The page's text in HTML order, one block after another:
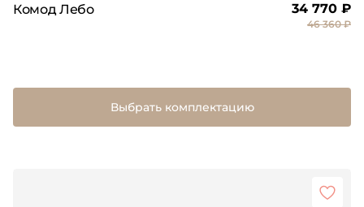
Комод Лебо 34 770 ₽
46 360 ₽
Выбрать комплектацию